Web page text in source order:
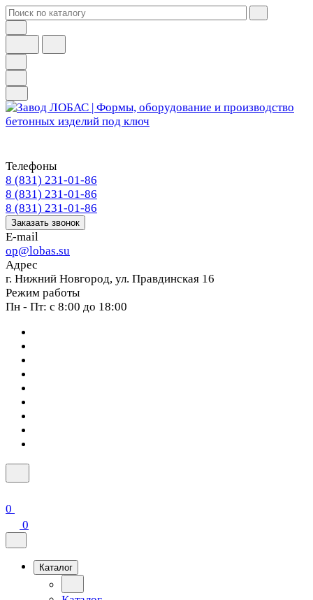
Телефоны
8 (831) 231-01-86
8 (831) 231-01-86
8 (831) 231-01-86
Заказать звонок
E-mail
op@lobas.su
Адрес
г. Нижний Новгород, ул. Правдинская 16
Режим работы
Пн - Пт: с 8:00 до 18:00
0
0
Каталог